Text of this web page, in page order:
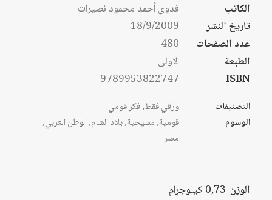
الكاتب
فدوى أحمد محمود نصيرات
تاريخ النشر
18/9/2009
عدد الصفحات
480
الطبعة
الاولى
ISBN
9789953822747
التصنيفات ورقي فقط,فكر قومي
الوسوم
قومية,مسيحية,بلاد الشام,الوطن العربي,
مصر
الوزن 0,73 كيلوجرام